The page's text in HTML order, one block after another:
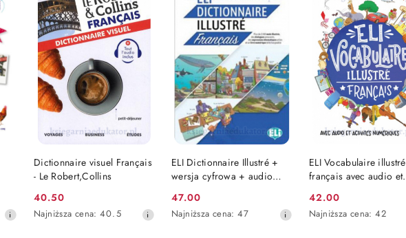
Dictionnaire visuel Français
- Le Robert,Collins
Cena
promocyjna:
40.50
Najniższa
Najniższa cena: 40.5
DO KOSZYKA
ELI Dictionnaire Illustré +
wersja cyfrowa + audio
Cena
promocyjna:
47.00
Najniższa
Najniższa cena: 47
DO KOSZYKA
ELI Vocabulaire illustré
français avec audio et
Cena
promocyjna:
42.00
Najniższa
Najniższa cena: 42
DO KOSZYKA